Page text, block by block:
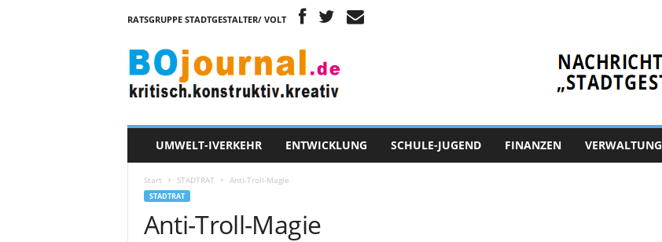
RATSGRUPPE STADTGESTALTER/ VOLT
O
o
UMWELT-IVERKEHR ENTWICKLUNG SCHULE-JUGEND FINANZEN VERWALTUNG
Start STADTRAT Anti-Troll-Magie
STADTRAT
Anti-Troll-Magie